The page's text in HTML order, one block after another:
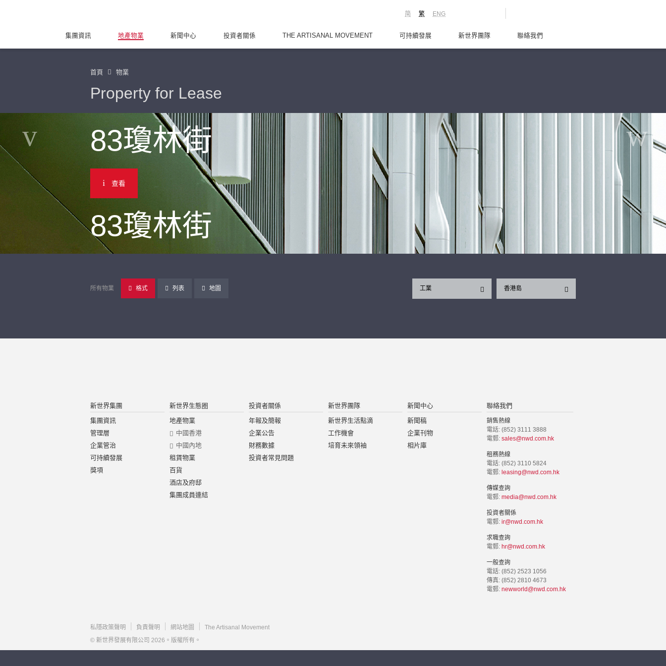
ENG
繁
简
集團資訊 地產物業 新聞中心 投資者關係 THE ARTISANAL MOVEMENT 可持續發展 新世界團隊 聯絡我們
首頁 物業
Property for Lease
83瓊林街
查看
83瓊林街
所有物業 格式 列表 地圖 香港島
工業
新世界集團
集團資訊
管理層
企業管治
可持續發展
獎項
新世界生態圈
地產物業
中國香港
中國內地
租賃物業
百貨
酒店及府邸
集團成員連結
投資者關係
年報及簡報
企業公告
財務數據
投資者常見問題
新世界團隊
新世界生活點滴
工作機會
培育未來領袖
新聞中心
新聞稿
企業刊物
相片庫
聯絡我們
銷售熱線
電話: (852) 3111 3888
電郵: sales@nwd.com.hk
租務熱線
電話: (852) 3110 5824
電郵: leasing@nwd.com.hk
傳媒查詢
電郵: media@nwd.com.hk
投資者關係
電郵: ir@nwd.com.hk
求職查詢
電郵: hr@nwd.com.hk
一般查詢
電話: (852) 2523 1056
傳真: (852) 2810 4673
電郵: newworld@nwd.com.hk
私隱政策聲明 負責聲明 網站地圖
The Artisanal Movement
© 新世界發展有限公司 2026。版權所有。